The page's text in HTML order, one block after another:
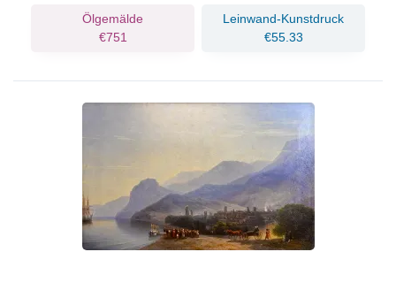
Ölgemälde
€751
Leinwand-Kunstdruck
€55.33